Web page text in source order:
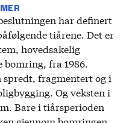
har definert
tiårene. Det er
hovedsakelig
bomring, fra 1986.
spredt, fragmentert og i
Og veksten i
Bare i tiårsperioden